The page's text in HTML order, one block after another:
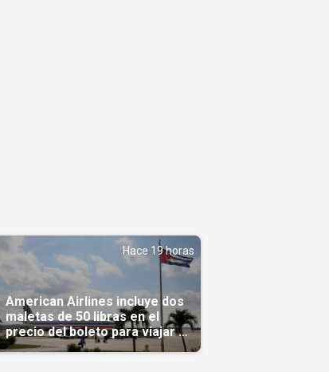
Hace 19 horas
American Airlines incluye dos
maletas de 50 libras en el
precio del boleto para viajar a
Cuba en agosto